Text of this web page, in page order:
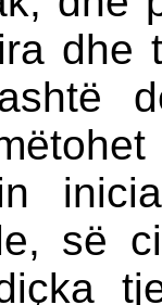
dhe
së